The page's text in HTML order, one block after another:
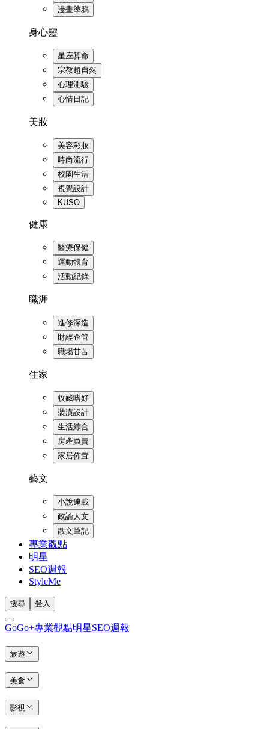
漫畫塗鴉
身心靈
星座算命
宗教超自然
心理測驗
心情日記
美妝
美容彩妝
時尚流行
校園生活
視覺設計
KUSO
健康
醫療保健
運動體育
活動紀錄
職涯
進修深造
財經企管
職場甘苦
住家
收藏嗜好
裝潢設計
生活綜合
房產買賣
家居佈置
藝文
小說連載
政論人文
散文筆記
專業觀點
明星
SEO週報
StyleMe
搜尋 登入
GoGo+專業觀點明星SEO週報
旅遊
美食
影視